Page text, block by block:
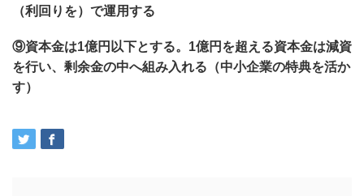
（利回りを）で運用する
⑨資本金は1億円以下とする。1億円を超える資本金は減資
を行い、剰余金の中へ組み入れる（中小企業の特典を活か
す）